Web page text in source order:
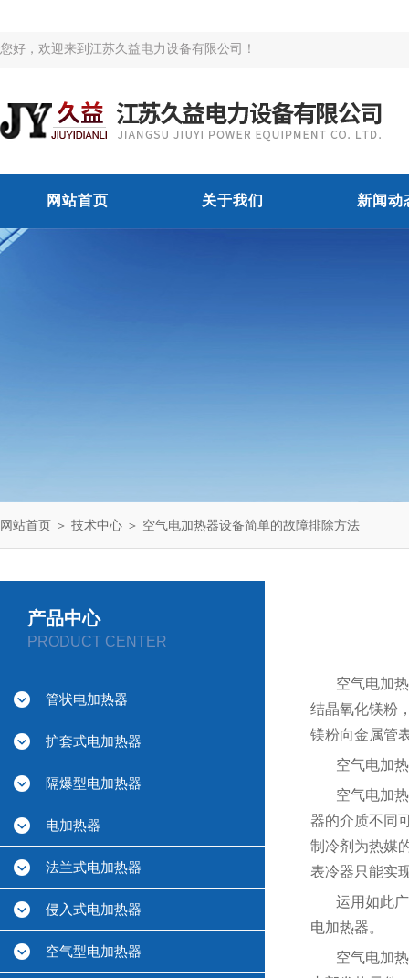
您好，欢迎来到江苏久益电力设备有限公司！
网站首页 关于我们 新闻动
网站首页 ＞ 技术中心 ＞ 空气电加热器设备简单的故障排除方法
产品中心
PRODUCT CENTER
管状电加热器
护套式电加热器
隔爆型电加热器
电加热器
法兰式电加热器
侵入式电加热器
空气型电加热器
空气电加
结晶氧化镁粉
镁粉向金属管
空气电加
空气电加
器的介质不同
制冷剂为热媒
表冷器只能实
运用如此
电加热器。
空气电加